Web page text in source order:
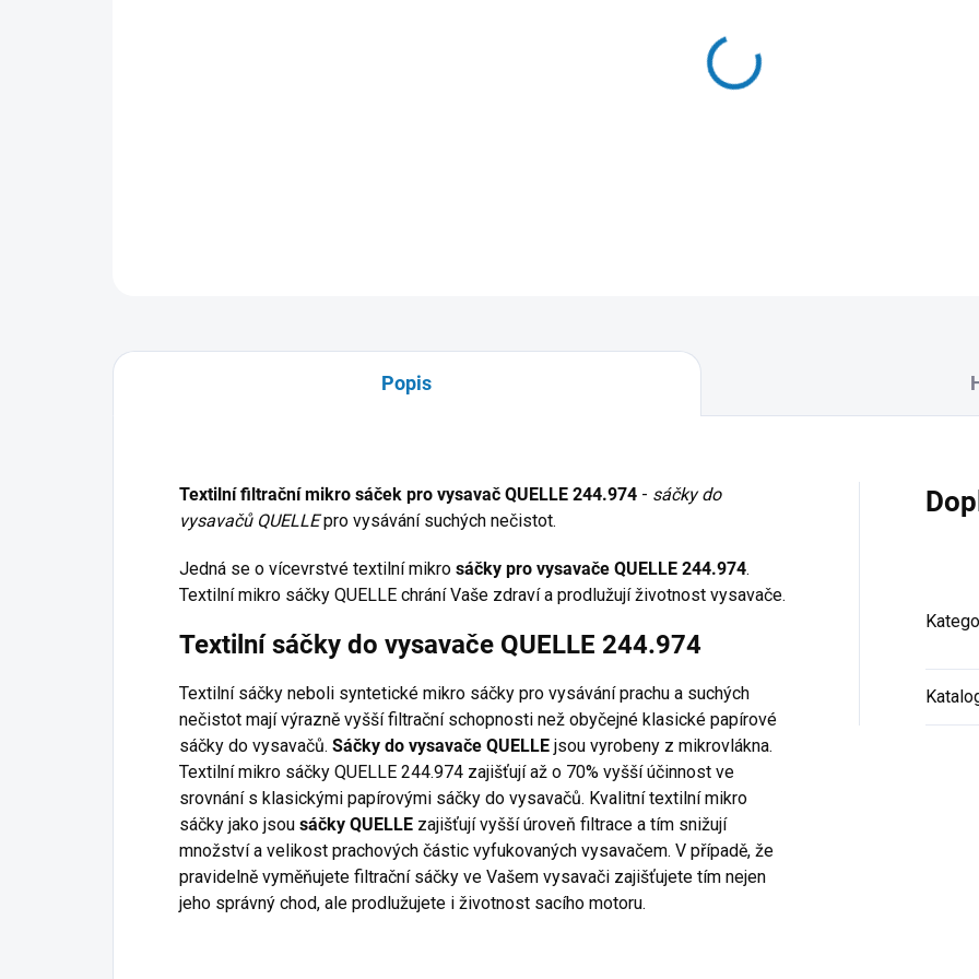
Popis
Textilní filtrační mikro sáček pro vysavač QUELLE 244.974 - sáčky do
vysavačů QUELLEpro vysávání suchých nečistot.
Jedná se o vícevrstvé textilní mikro sáčky pro vysavače QUELLE 244.974.
Textilní mikro sáčky QUELLE chrání Vaše zdraví a prodlužují životnost vysavače.
Textilní sáčky do vysavače QUELLE 244.974
Textilní sáčky neboli syntetické mikro sáčky pro vysávání prachu a suchých
nečistot mají výrazně vyšší filtrační schopnosti než obyčejné klasické papírové
sáčky do vysavačů. Sáčky do vysavače QUELLE jsou vyrobeny z mikrovlákna.
Textilní mikro sáčky QUELLE 244.974 zajišťují až o 70% vyšší účinnost ve
srovnání s klasickými papírovými sáčky do vysavačů. Kvalitní textilní mikro
sáčky jako jsou sáčky QUELLE zajišťují vyšší úroveň filtrace a tím snižují
množství a velikost prachových částic vyfukovaných vysavačem. V případě, že
pravidelně vyměňujete filtrační sáčky ve Vašem vysavači zajišťujete tím nejen
jeho správný chod, ale prodlužujete i životnost sacího motoru.